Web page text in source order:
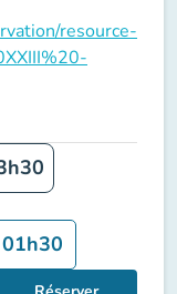
resource-
01h30